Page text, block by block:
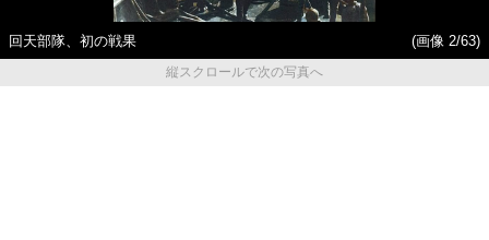
回天部隊、初の戦果
(画像 2/63)
縦スクロールで次の写真へ